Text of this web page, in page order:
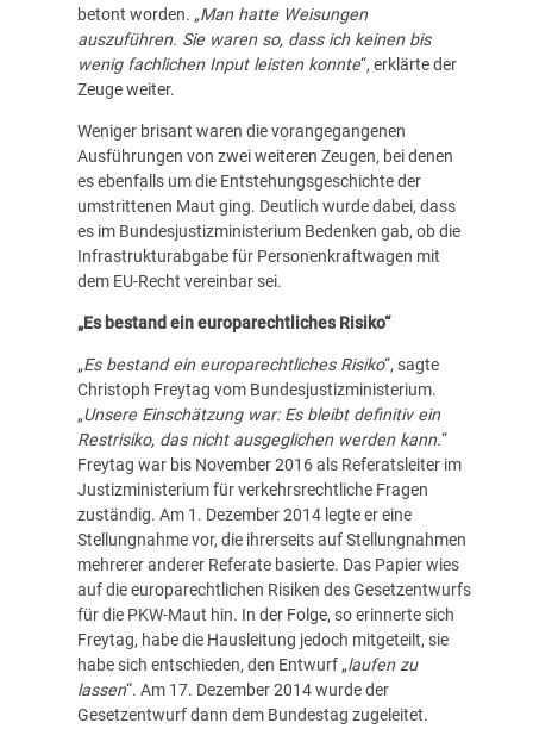
betont worden. „Man hatte Weisungen
auszuführen. Sie waren so, dass ich keinen bis
wenig fachlichen Input leisten konnte“, erklärte der
Zeuge weiter.
Weniger brisant waren die vorangegangenen
Ausführungen von zwei weiteren Zeugen, bei denen
es ebenfalls um die Entstehungsgeschichte der
umstrittenen Maut ging. Deutlich wurde dabei, dass
es im Bundesjustizministerium Bedenken gab, ob die
Infrastrukturabgabe für Personenkraftwagen mit
dem EU-Recht vereinbar sei.
„Es bestand ein europarechtliches Risiko“
„Es bestand ein europarechtliches Risiko“, sagte
Christoph Freytag vom Bundesjustizministerium.
„Unsere Einschätzung war: Es bleibt definitiv ein
Restrisiko, das nicht ausgeglichen werden kann.“
Freytag war bis November 2016 als Referatsleiter im
Justizministerium für verkehrsrechtliche Fragen
zuständig. Am 1. Dezember 2014 legte er eine
Stellungnahme vor, die ihrerseits auf Stellungnahmen
mehrerer anderer Referate basierte. Das Papier wies
auf die europarechtlichen Risiken des Gesetzentwurfs
für die PKW-Maut hin. In der Folge, so erinnerte sich
Freytag, habe die Hausleitung jedoch mitgeteilt, sie
habe sich entschieden, den Entwurf „laufen zu
lassen“. Am 17. Dezember 2014 wurde der
Gesetzentwurf dann dem Bundestag zugeleitet.